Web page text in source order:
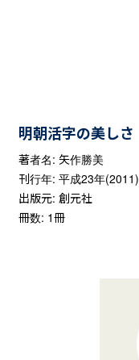
明朝活字の美しさ
著者名: 矢作勝美
刊行年: 平成23年(2011)
出版元: 創元社
冊数: 1冊